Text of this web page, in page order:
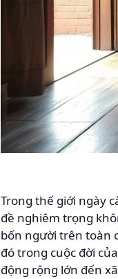
Trong thế giới ngày
đề nghiêm trọng
bốn người trên toàn
đó trong cuộc đời
động rộng lớn đến